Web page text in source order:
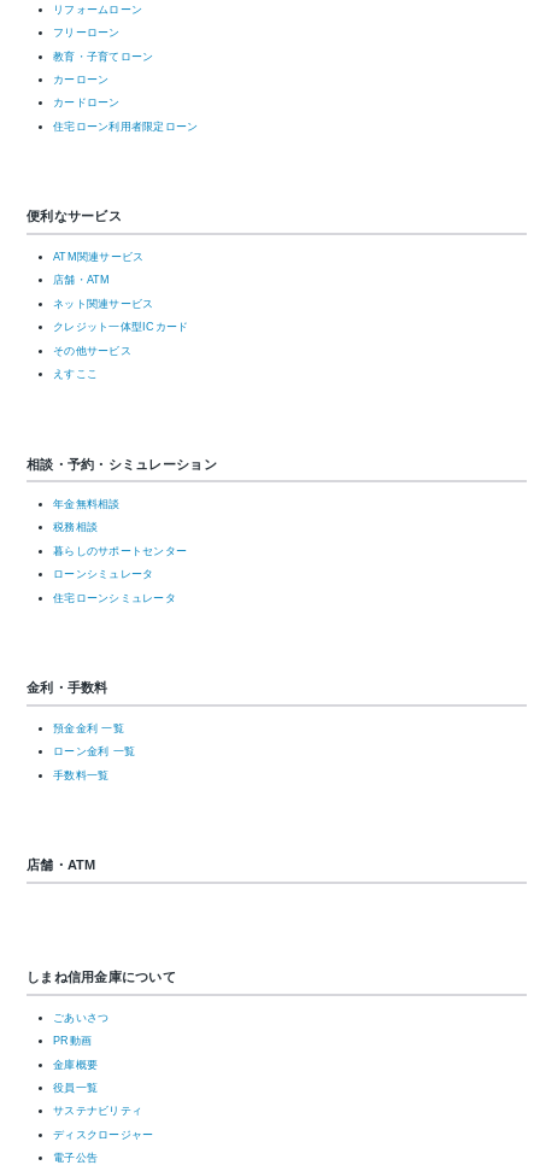
リフォームローン
フリーローン
教育・子育てローン
カーローン
カードローン
住宅ローン利用者限定ローン
便利なサービス
ATM関連サービス
店舗・ATM
ネット関連サービス
クレジット一体型ICカード
その他サービス
えすここ
相談・予約・シミュレーション
年金無料相談
税務相談
暮らしのサポートセンター
ローンシミュレータ
住宅ローンシミュレータ
金利・手数料
預金金利 一覧
ローン金利 一覧
手数料一覧
店舗・ATM
しまね信用金庫について
ごあいさつ
PR動画
金庫概要
役員一覧
サステナビリティ
ディスクロージャー
電子公告